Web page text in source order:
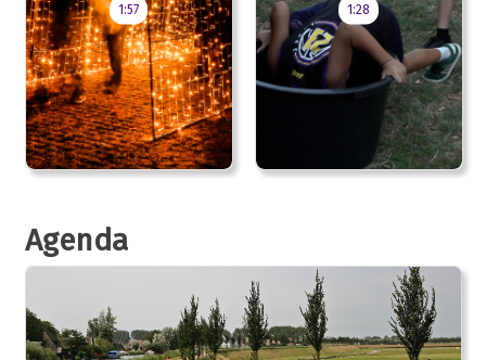
1:57 1:28
Agenda